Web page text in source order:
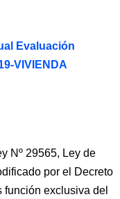
Evaluación
VIVIENDA
Nº 29565, Ley de
por el Decreto
función exclusiva del